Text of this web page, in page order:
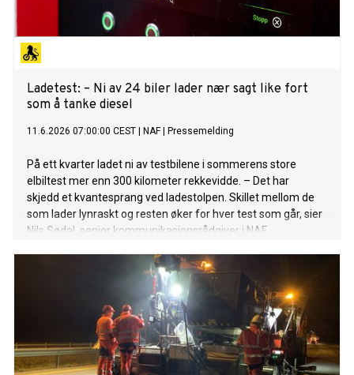
Ladetest: – Ni av 24 biler lader nær sagt like fort
som å tanke diesel
11.6.2026 07:00:00 CEST NAF| Pressemelding
På ett kvarter ladet ni av testbilene i sommerens store
elbiltest mer enn 300 kilometer rekkevidde. – Det har
skjedd et kvantesprang ved ladestolpen. Skillet mellom de
som lader lynraskt og resten øker for hver test som går, sier
Nils Sødal, senior kommunikasjonsrådgiver i NAF.